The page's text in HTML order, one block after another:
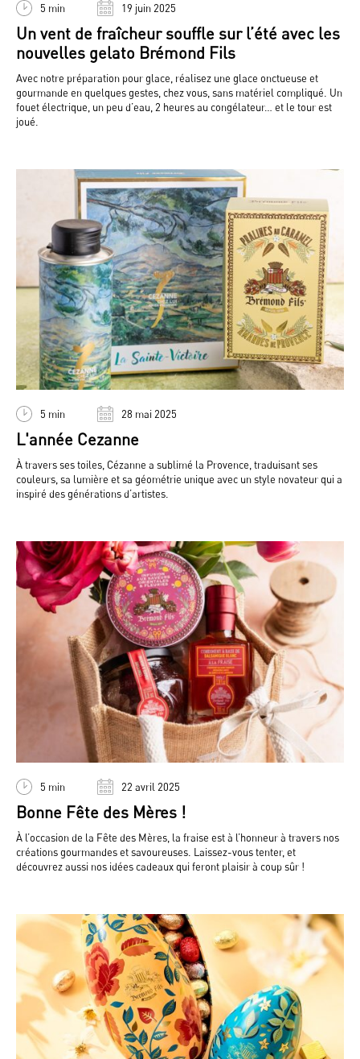
5 min 19 juin 2025
Un vent de fraîcheur souffle sur l’été avec les
nouvelles gelato Brémond Fils
Avec notre préparation pour glace, réalisez une glace onctueuse et
gourmande en quelques gestes, chez vous, sans matériel compliqué. Un
fouet électrique, un peu d’eau, 2 heures au congélateur… et le tour est
joué.
5 min 28 mai 2025
L'année Cezanne
À travers ses toiles, Cézanne a sublimé la Provence, traduisant ses
couleurs, sa lumière et sa géométrie unique avec un style novateur qui a
inspiré des générations d’artistes.
5 min 22 avril 2025
Bonne Fête des Mères !
À l’occasion de la Fête des Mères, la fraise est à l’honneur à travers nos
créations gourmandes et savoureuses. Laissez-vous tenter, et
découvrez aussi nos idées cadeaux qui feront plaisir à coup sûr !